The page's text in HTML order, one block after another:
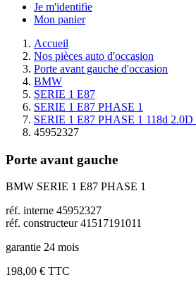
Je m'identifie
Mon panier
Accueil
Nos pièces auto d'occasion
Porte avant gauche d'occasion
BMW
SERIE 1 E87
SERIE 1 E87 PHASE 1
SERIE 1 E87 PHASE 1 118d
45952327
Porte avant gauche
BMW SERIE 1 E87 PHASE 1
réf. interne 45952327
réf. constructeur 41517191011
garantie 24 mois
198,00 € TTC